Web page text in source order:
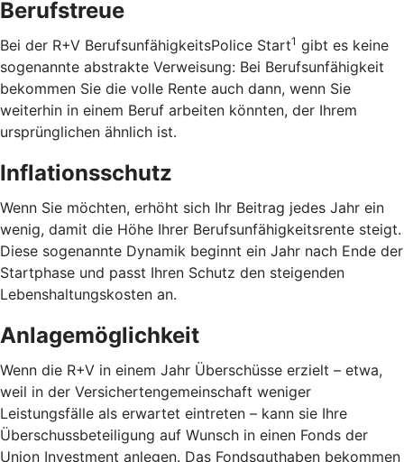
Berufstreue
Bei der R+V BerufsunfähigkeitsPolice Start1 gibt es keine
sogenannte abstrakte Verweisung: Bei Berufsunfähigkeit
bekommen Sie die volle Rente auch dann, wenn Sie
weiterhin in einem Beruf arbeiten könnten, der Ihrem
ursprünglichen ähnlich ist.
Inflationsschutz
Wenn Sie möchten, erhöht sich Ihr Beitrag jedes Jahr ein
wenig, damit die Höhe Ihrer Berufsunfähigkeitsrente steigt.
Diese sogenannte Dynamik beginnt ein Jahr nach Ende der
Startphase und passt Ihren Schutz den steigenden
Lebenshaltungskosten an.
Anlagemöglichkeit
Wenn die R+V in einem Jahr Überschüsse erzielt – etwa,
weil in der Versichertengemeinschaft weniger
Leistungsfälle als erwartet eintreten – kann sie Ihre
Überschussbeteiligung auf Wunsch in einen Fonds der
Union Investment anlegen. Das Fondsguthaben bekommen